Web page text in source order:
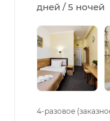
дней / 5 ночей
4-разовое